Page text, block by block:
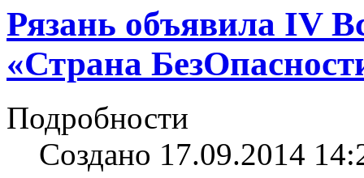
Рязань объявила IV
«Страна
Подробности
Создано 17.09.2014